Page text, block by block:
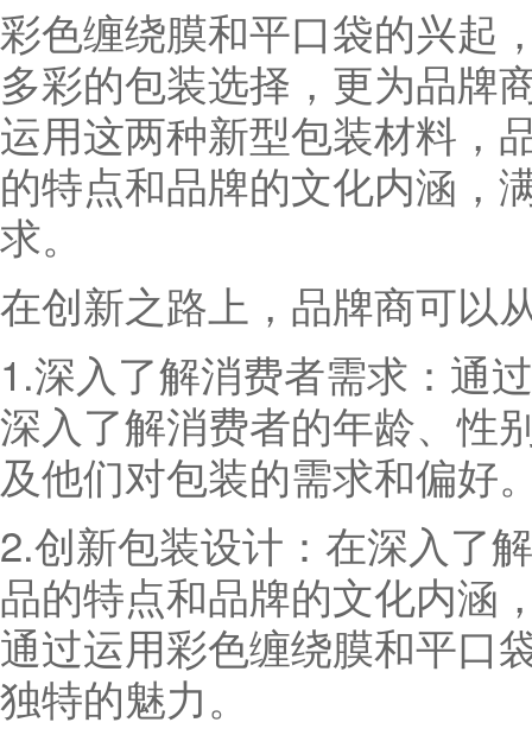
彩色缠绕膜和平口袋的兴起
多彩的包装选择，更为品牌
运用这两种新型包装材料，
的特点和品牌的文化内涵，
求。
在创新之路上，品牌商可以
1.深入了解消费者需求：通
深入了解消费者的年龄、性
及他们对包装的需求和偏好
2.创新包装设计：在深入了
品的特点和品牌的文化内涵
通过运用彩色缠绕膜和平口
独特的魅力。